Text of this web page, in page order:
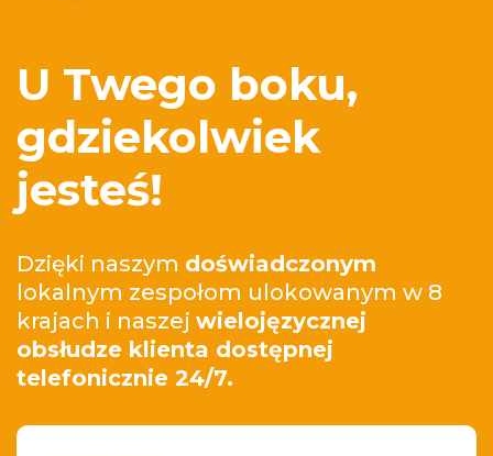
U Twego boku,
gdziekolwiek
jesteś!
Dzięki naszym doświadczonym
lokalnym zespołom ulokowanym w 8
krajach i naszej wielojęzycznej
obsłudze klienta dostępnej
telefonicznie 24/7.